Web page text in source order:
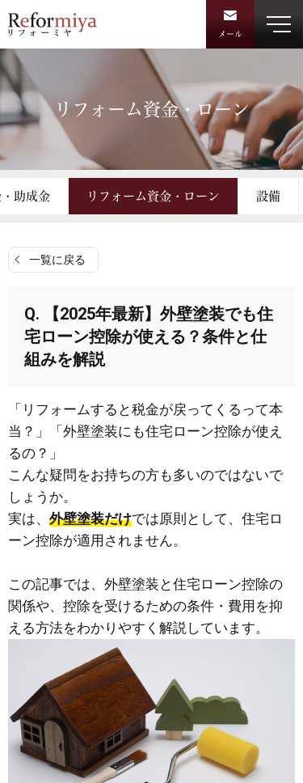
メール
リフォーム資金・ローン
助成金 リフォーム資金・ローン 設備
一覧に戻る
【2025年最新】外壁塗装でも住
宅ローン控除が使える？条件と仕
組みを解説
「リフォームすると税金が戻ってくるって本
当？」「 外壁塗装にも住宅ローン控除が使え
るの？」
こんな疑問をお持ちの方も多いのではないで
しょうか。
実は、 外壁塗装だけでは原則として、住宅ロ
ーン控除が適用されません。
この記事では、外壁塗装と住宅ローン控除の
関係や、控除を受けるための条件・費用を抑
える方法をわかりやすく解説しています。